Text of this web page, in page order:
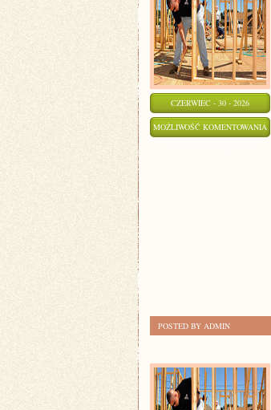
CZERWIEC - 30 - 2026
MOŻLIWOŚĆ KOMENTOWANIA
POSTED BY ADMIN